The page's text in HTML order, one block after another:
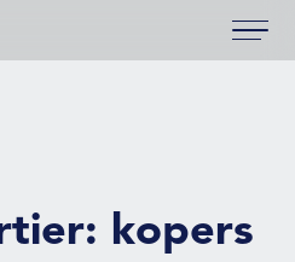
de homepagina
kopers